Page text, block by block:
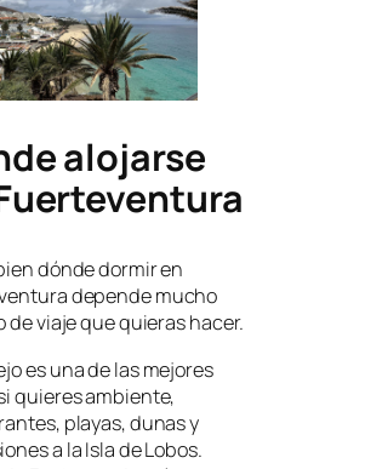
alojarse
dónde dormir en
depende mucho
de viaje que quieras hacer.
es una de las mejores
quieres ambiente,
playas, dunas y
a la Isla de Lobos.